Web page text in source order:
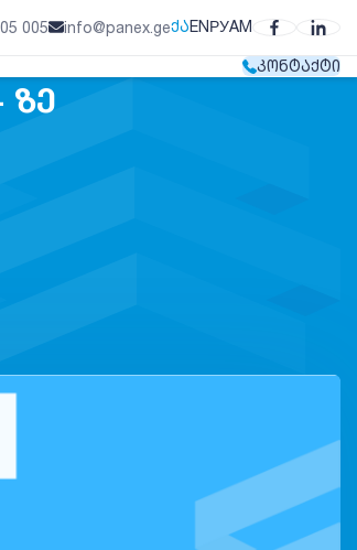
005 info@panex.geᲥᲐENРУAM
ᲙᲝᲜᲢᲐᲥᲢᲘ
ᲖᲔ